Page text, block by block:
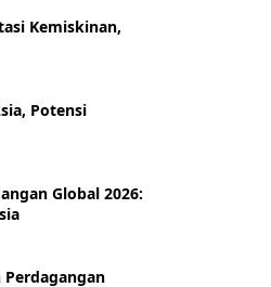
Kemiskinan,
Potensi
Global 2026:
Perdagangan